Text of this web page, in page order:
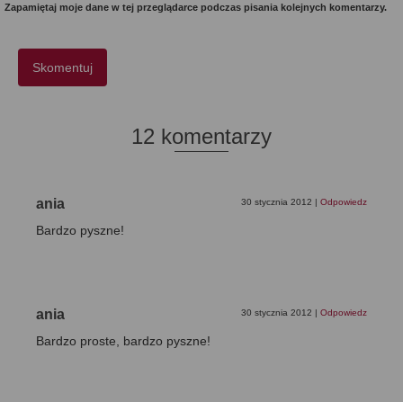
Zapamiętaj moje dane w tej przeglądarce podczas pisania kolejnych komentarzy.
12 komentarzy
ania 30 stycznia 2012 | Odpowiedz
Bardzo pyszne!
ania 30 stycznia 2012 | Odpowiedz
Bardzo proste, bardzo pyszne!